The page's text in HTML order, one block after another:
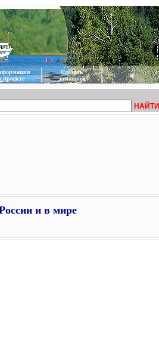
проекте
Сделать
домашней
@
НАЙТИ
и в мире